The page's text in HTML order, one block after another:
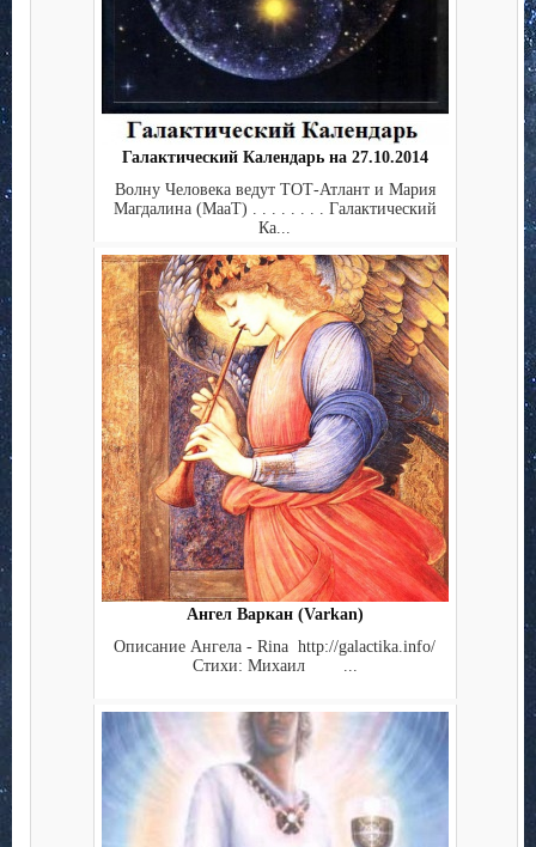
Галактический Календарь на 27.10.2014
Волну Человека ведут ТОТ-Атлант и Мария
Магдалина (МааТ) . . . . . . . . Галактический
Ка...
Ангел Варкан (Varkan)
Описание Ангела - Rina http://galactika.info/
Стихи: Михаил ...